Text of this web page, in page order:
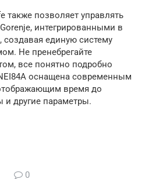
также позволяет управлять
интегрированными в
создавая единую систему
Не пренебрегайте
все понятно подробно
оснащена современным
время до
другие параметры.
0